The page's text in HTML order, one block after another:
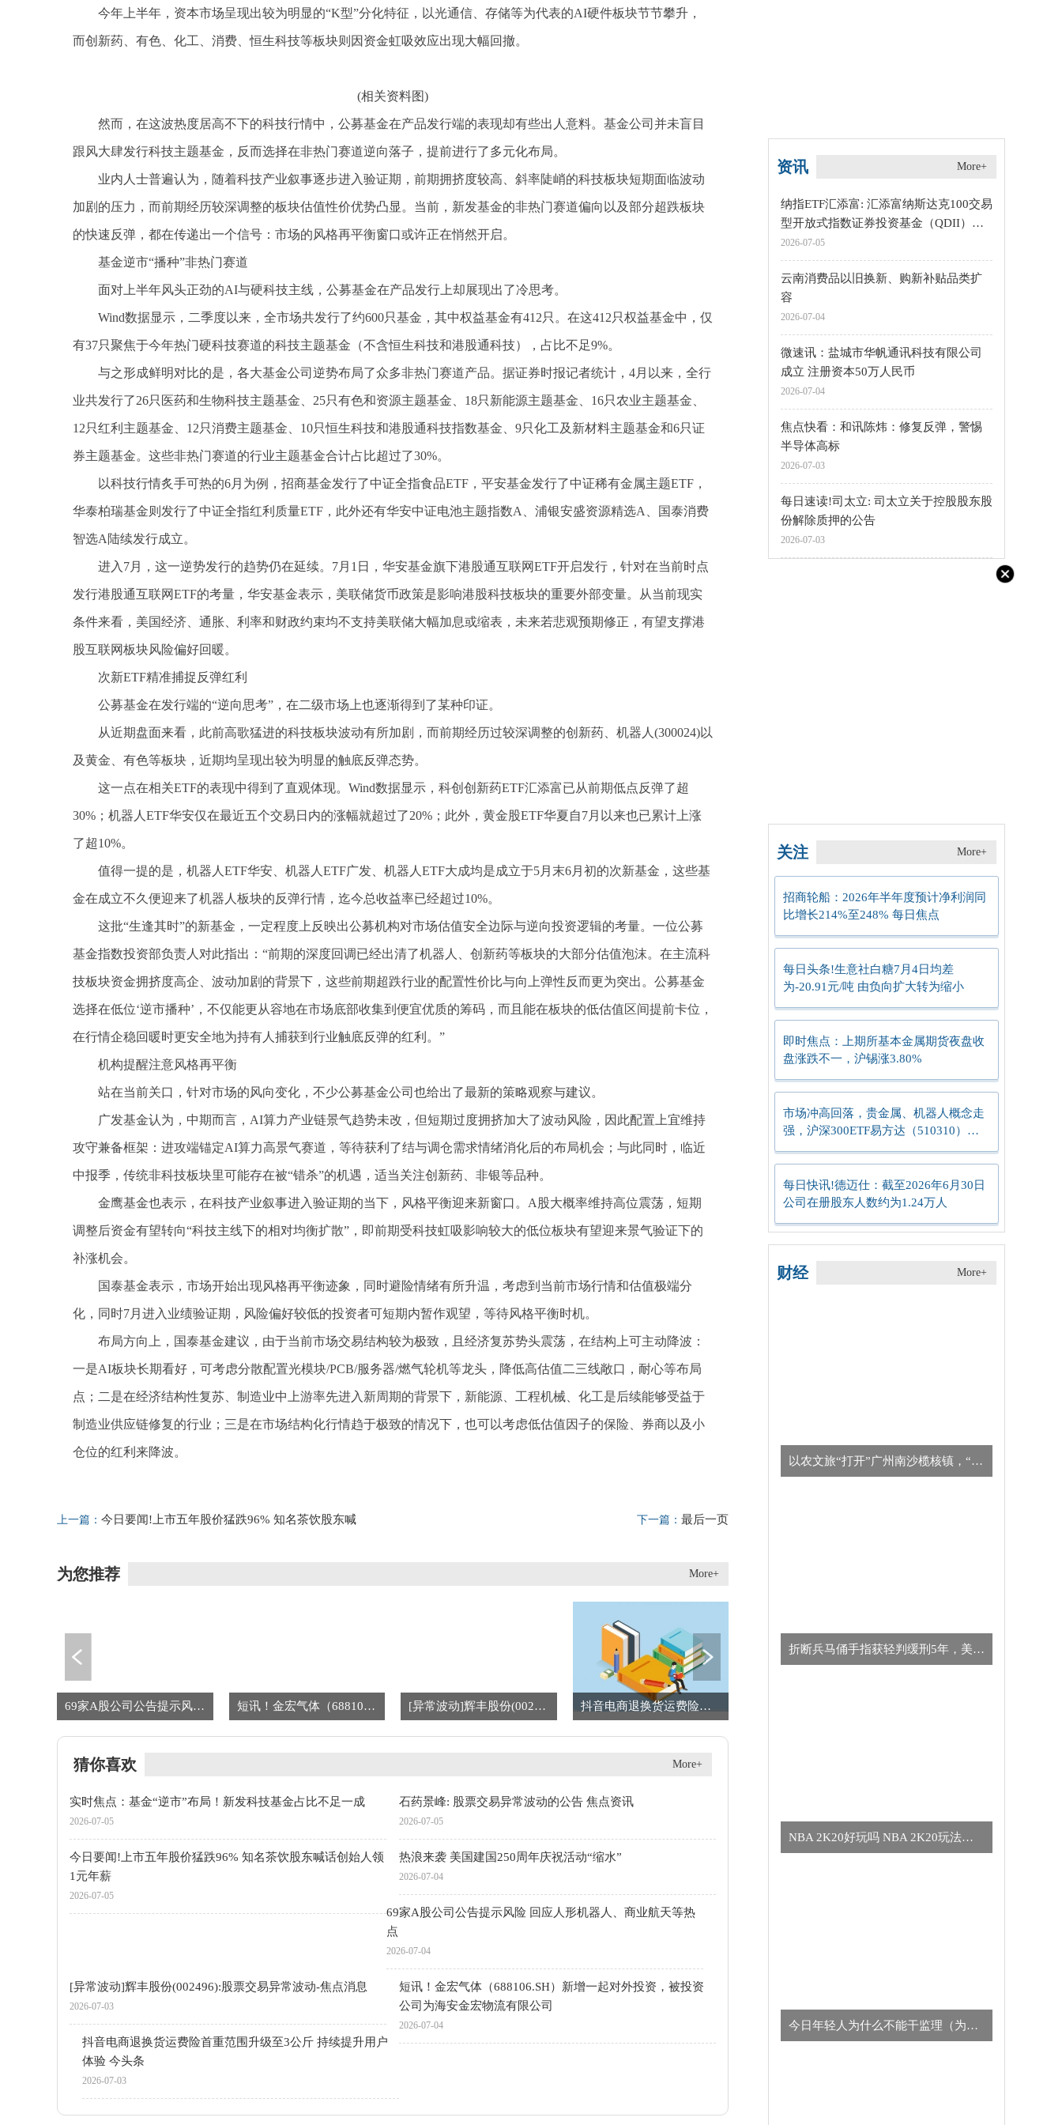
今年上半年，资本市场呈现出较为明显的“K型”分化特征，以光通信、存储等为代表的AI硬件板块节节攀升，
而创新药、有色、化工、消费、恒生科技等板块则因资金虹吸效应出现大幅回撤。
(相关资料图)
然而，在这波热度居高不下的科技行情中，公募基金在产品发行端的表现却有些出人意料。基金公司并未盲目
跟风大肆发行科技主题基金，反而选择在非热门赛道逆向落子，提前进行了多元化布局。
业内人士普遍认为，随着科技产业叙事逐步进入验证期，前期拥挤度较高、斜率陡峭的科技板块短期面临波动
加剧的压力，而前期经历较深调整的板块估值性价优势凸显。当前，新发基金的非热门赛道偏向以及部分超跌板块
的快速反弹，都在传递出一个信号：市场的风格再平衡窗口或许正在悄然开启。
基金逆市“播种”非热门赛道
面对上半年风头正劲的AI与硬科技主线，公募基金在产品发行上却展现出了冷思考。
Wind数据显示，二季度以来，全市场共发行了约600只基金，其中权益基金有412只。在这412只权益基金中，仅
有37只聚焦于今年热门硬科技赛道的科技主题基金（不含恒生科技和港股通科技），占比不足9%。
与之形成鲜明对比的是，各大基金公司逆势布局了众多非热门赛道产品。据证券时报记者统计，4月以来，全行
业共发行了26只医药和生物科技主题基金、25只有色和资源主题基金、18只新能源主题基金、16只农业主题基金、
12只红利主题基金、12只消费主题基金、10只恒生科技和港股通科技指数基金、9只化工及新材料主题基金和6只证
券主题基金。这些非热门赛道的行业主题基金合计占比超过了30%。
以科技行情炙手可热的6月为例，招商基金发行了中证全指食品ETF，平安基金发行了中证稀有金属主题ETF，
华泰柏瑞基金则发行了中证全指红利质量ETF，此外还有华安中证电池主题指数A、浦银安盛资源精选A、国泰消费
智选A陆续发行成立。
进入7月，这一逆势发行的趋势仍在延续。7月1日，华安基金旗下港股通互联网ETF开启发行，针对在当前时点
发行港股通互联网ETF的考量，华安基金表示，美联储货币政策是影响港股科技板块的重要外部变量。从当前现实
条件来看，美国经济、通胀、利率和财政约束均不支持美联储大幅加息或缩表，未来若悲观预期修正，有望支撑港
股互联网板块风险偏好回暖。
次新ETF精准捕捉反弹红利
公募基金在发行端的“逆向思考”，在二级市场上也逐渐得到了某种印证。
从近期盘面来看，此前高歌猛进的科技板块波动有所加剧，而前期经历过较深调整的创新药、机器人(300024)以
及黄金、有色等板块，近期均呈现出较为明显的触底反弹态势。
这一点在相关ETF的表现中得到了直观体现。Wind数据显示，科创创新药ETF汇添富已从前期低点反弹了超
30%；机器人ETF华安仅在最近五个交易日内的涨幅就超过了20%；此外，黄金股ETF华夏自7月以来也已累计上涨
了超10%。
值得一提的是，机器人ETF华安、机器人ETF广发、机器人ETF大成均是成立于5月末6月初的次新基金，这些基
金在成立不久便迎来了机器人板块的反弹行情，迄今总收益率已经超过10%。
这批“生逢其时”的新基金，一定程度上反映出公募机构对市场估值安全边际与逆向投资逻辑的考量。一位公募
基金指数投资部负责人对此指出：“前期的深度回调已经出清了机器人、创新药等板块的大部分估值泡沫。在主流科
技板块资金拥挤度高企、波动加剧的背景下，这些前期超跌行业的配置性价比与向上弹性反而更为突出。公募基金
选择在低位‘逆市播种’，不仅能更从容地在市场底部收集到便宜优质的筹码，而且能在板块的低估值区间提前卡位，
在行情企稳回暖时更安全地为持有人捕获到行业触底反弹的红利。”
机构提醒注意风格再平衡
站在当前关口，针对市场的风向变化，不少公募基金公司也给出了最新的策略观察与建议。
广发基金认为，中期而言，AI算力产业链景气趋势未改，但短期过度拥挤加大了波动风险，因此配置上宜维持
攻守兼备框架：进攻端锚定AI算力高景气赛道，等待获利了结与调仓需求情绪消化后的布局机会；与此同时，临近
中报季，传统非科技板块里可能存在被“错杀”的机遇，适当关注创新药、非银等品种。
金鹰基金也表示，在科技产业叙事进入验证期的当下，风格平衡迎来新窗口。A股大概率维持高位震荡，短期
调整后资金有望转向“科技主线下的相对均衡扩散”，即前期受科技虹吸影响较大的低位板块有望迎来景气验证下的
补涨机会。
国泰基金表示，市场开始出现风格再平衡迹象，同时避险情绪有所升温，考虑到当前市场行情和估值极端分
化，同时7月进入业绩验证期，风险偏好较低的投资者可短期内暂作观望，等待风格平衡时机。
布局方向上，国泰基金建议，由于当前市场交易结构较为极致，且经济复苏势头震荡，在结构上可主动降波：
一是AI板块长期看好，可考虑分散配置光模块/PCB/服务器/燃气轮机等龙头，降低高估值二三线敞口，耐心等布局
点；二是在经济结构性复苏、制造业中上游率先进入新周期的背景下，新能源、工程机械、化工是后续能够受益于
制造业供应链修复的行业；三是在市场结构化行情趋于极致的情况下，也可以考虑低估值因子的保险、券商以及小
仓位的红利来降波。
上一篇： 今日要闻!上市五年股价猛跌96% 知名茶饮股东喊
下一篇： 最后一页
为您推荐 More+
69家A股公司公告提示风险 回应人形机器人、商业航天等热点 短讯！金宏气体（688106.SH）新增一起对外投资，被投资公司为海安金宏物流有限公司 [异常波动]辉丰股份(002496):股票交易异常波动-焦点消息 抖音电商退换货运费险首重范围升级至3公斤 持续提升用户体验 今头条
猜你喜欢 More+
实时焦点：基金“逆市”布局！新发科技基金占比不足一成
2026-07-05
石药景峰: 股票交易异常波动的公告 焦点资讯
2026-07-05
今日要闻!上市五年股价猛跌96% 知名茶饮股东喊话创始人领
1元年薪
2026-07-05
热浪来袭 美国建国250周年庆祝活动“缩水”
2026-07-04
69家A股公司公告提示风险 回应人形机器人、商业航天等热
点
2026-07-04
短讯！金宏气体（688106.SH）新增一起对外投资，被投资
公司为海安金宏物流有限公司
2026-07-04
[异常波动]辉丰股份(002496):股票交易异常波动-焦点消息
2026-07-03
抖音电商退换货运费险首重范围升级至3公斤 持续提升用户
体验 今头条
2026-07-03
资讯 More+
纳指ETF汇添富: 汇添富纳斯达克100交易
型开放式指数证券投资基金（QDII）二
级市场交易价格溢价风险提示公告|每日
快讯
2026-07-05
云南消费品以旧换新、购新补贴品类扩
容
2026-07-04
微速讯：盐城市华帆通讯科技有限公司
成立 注册资本50万人民币
2026-07-04
焦点快看：和讯陈炜：修复反弹，警惕
半导体高标
2026-07-03
每日速读!司太立: 司太立关于控股股东股
份解除质押的公告
2026-07-03
关注 More+
招商轮船：2026年半年度预计净利润同
比增长214%至248% 每日焦点
每日头条!生意社白糖7月4日均差
为-20.91元/吨 由负向扩大转为缩小
即时焦点：上期所基本金属期货夜盘收
盘涨跌不一，沪锡涨3.80%
市场冲高回落，贵金属、机器人概念走
强，沪深300ETF易方达（510310）成
每日快讯!德迈仕：截至2026年6月30日
公司在册股东人数约为1.24万人
财经 More+
以农文旅“打开”广州南沙榄核镇，“星海故里”别有一番风味
​折断兵马俑手指获轻判缓刑5年，美国男子向中方致歉
NBA 2K20好玩吗 NBA 2K20玩法简介
今日年轻人为什么不能干监理（为什么年轻人不适合干监理的真正原因）